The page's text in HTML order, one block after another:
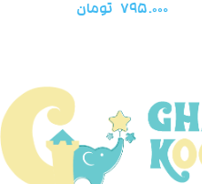
۷۹۵.۰۰۰ تومان